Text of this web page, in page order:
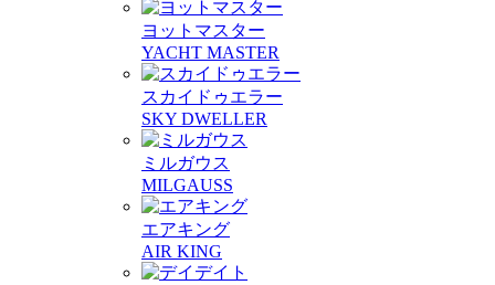
ヨットマスター
YACHT MASTER
スカイドゥエラー
SKY DWELLER
ミルガウス
MILGAUSS
エアキング
AIR KING